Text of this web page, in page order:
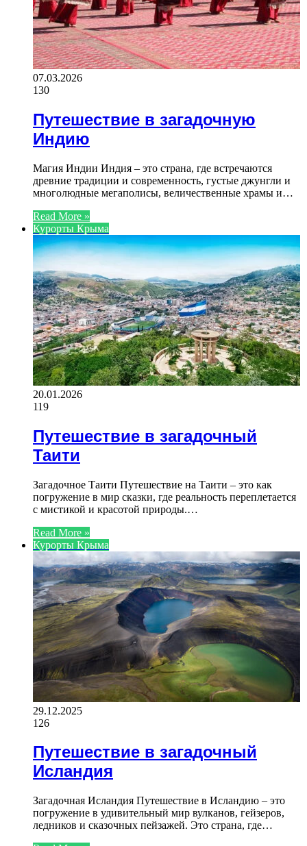
07.03.2026
130
Путешествие в загадочную
Индию
Магия Индии Индия – это страна, где встречаются
древние традиции и современность, густые джунгли и
многолюдные мегаполисы, величественные храмы и…
Read More »
Курорты Крыма
20.01.2026
119
Путешествие в загадочный
Таити
Загадочное Таити Путешествие на Таити – это как
погружение в мир сказки, где реальность переплетается
с мистикой и красотой природы.…
Read More »
Курорты Крыма
29.12.2025
126
Путешествие в загадочный
Исландия
Загадочная Исландия Путешествие в Исландию – это
погружение в удивительный мир вулканов, гейзеров,
ледников и сказочных пейзажей. Это страна, где…